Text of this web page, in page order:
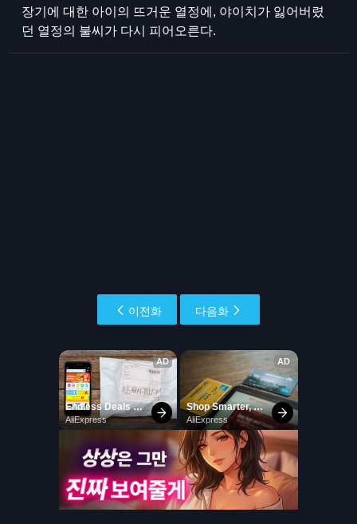
장기에 대한 아이의 뜨거운 열정에, 야이치가 잃어버렸
던 열정의 불씨가 다시 피어오른다.
이전화 다음화